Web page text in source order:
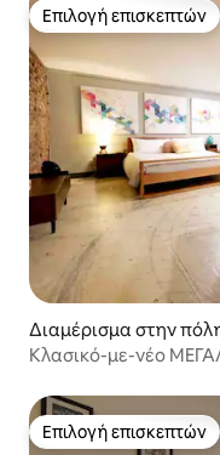
Επιλογή επισκεπτών
Επιλογή επισκεπτών
Διαμέρισμα στην
Κλασικό-με-νέο
Επιλογή επισκεπτών
Επιλογή επισκεπτών